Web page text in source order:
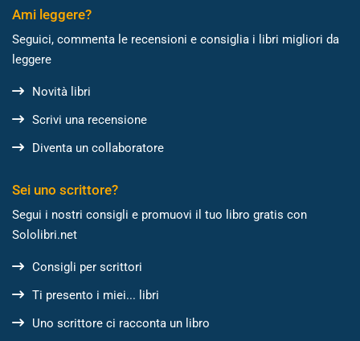
Ami leggere?
Seguici, commenta le recensioni e consiglia i libri migliori da
leggere
Novità libri
Scrivi una recensione
Diventa un collaboratore
Sei uno scrittore?
Segui i nostri consigli e promuovi il tuo libro gratis con
Sololibri.net
Consigli per scrittori
Ti presento i miei... libri
Uno scrittore ci racconta un libro